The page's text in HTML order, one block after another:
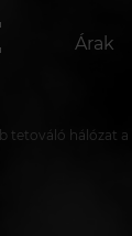
Árak
tetováló hálózat a